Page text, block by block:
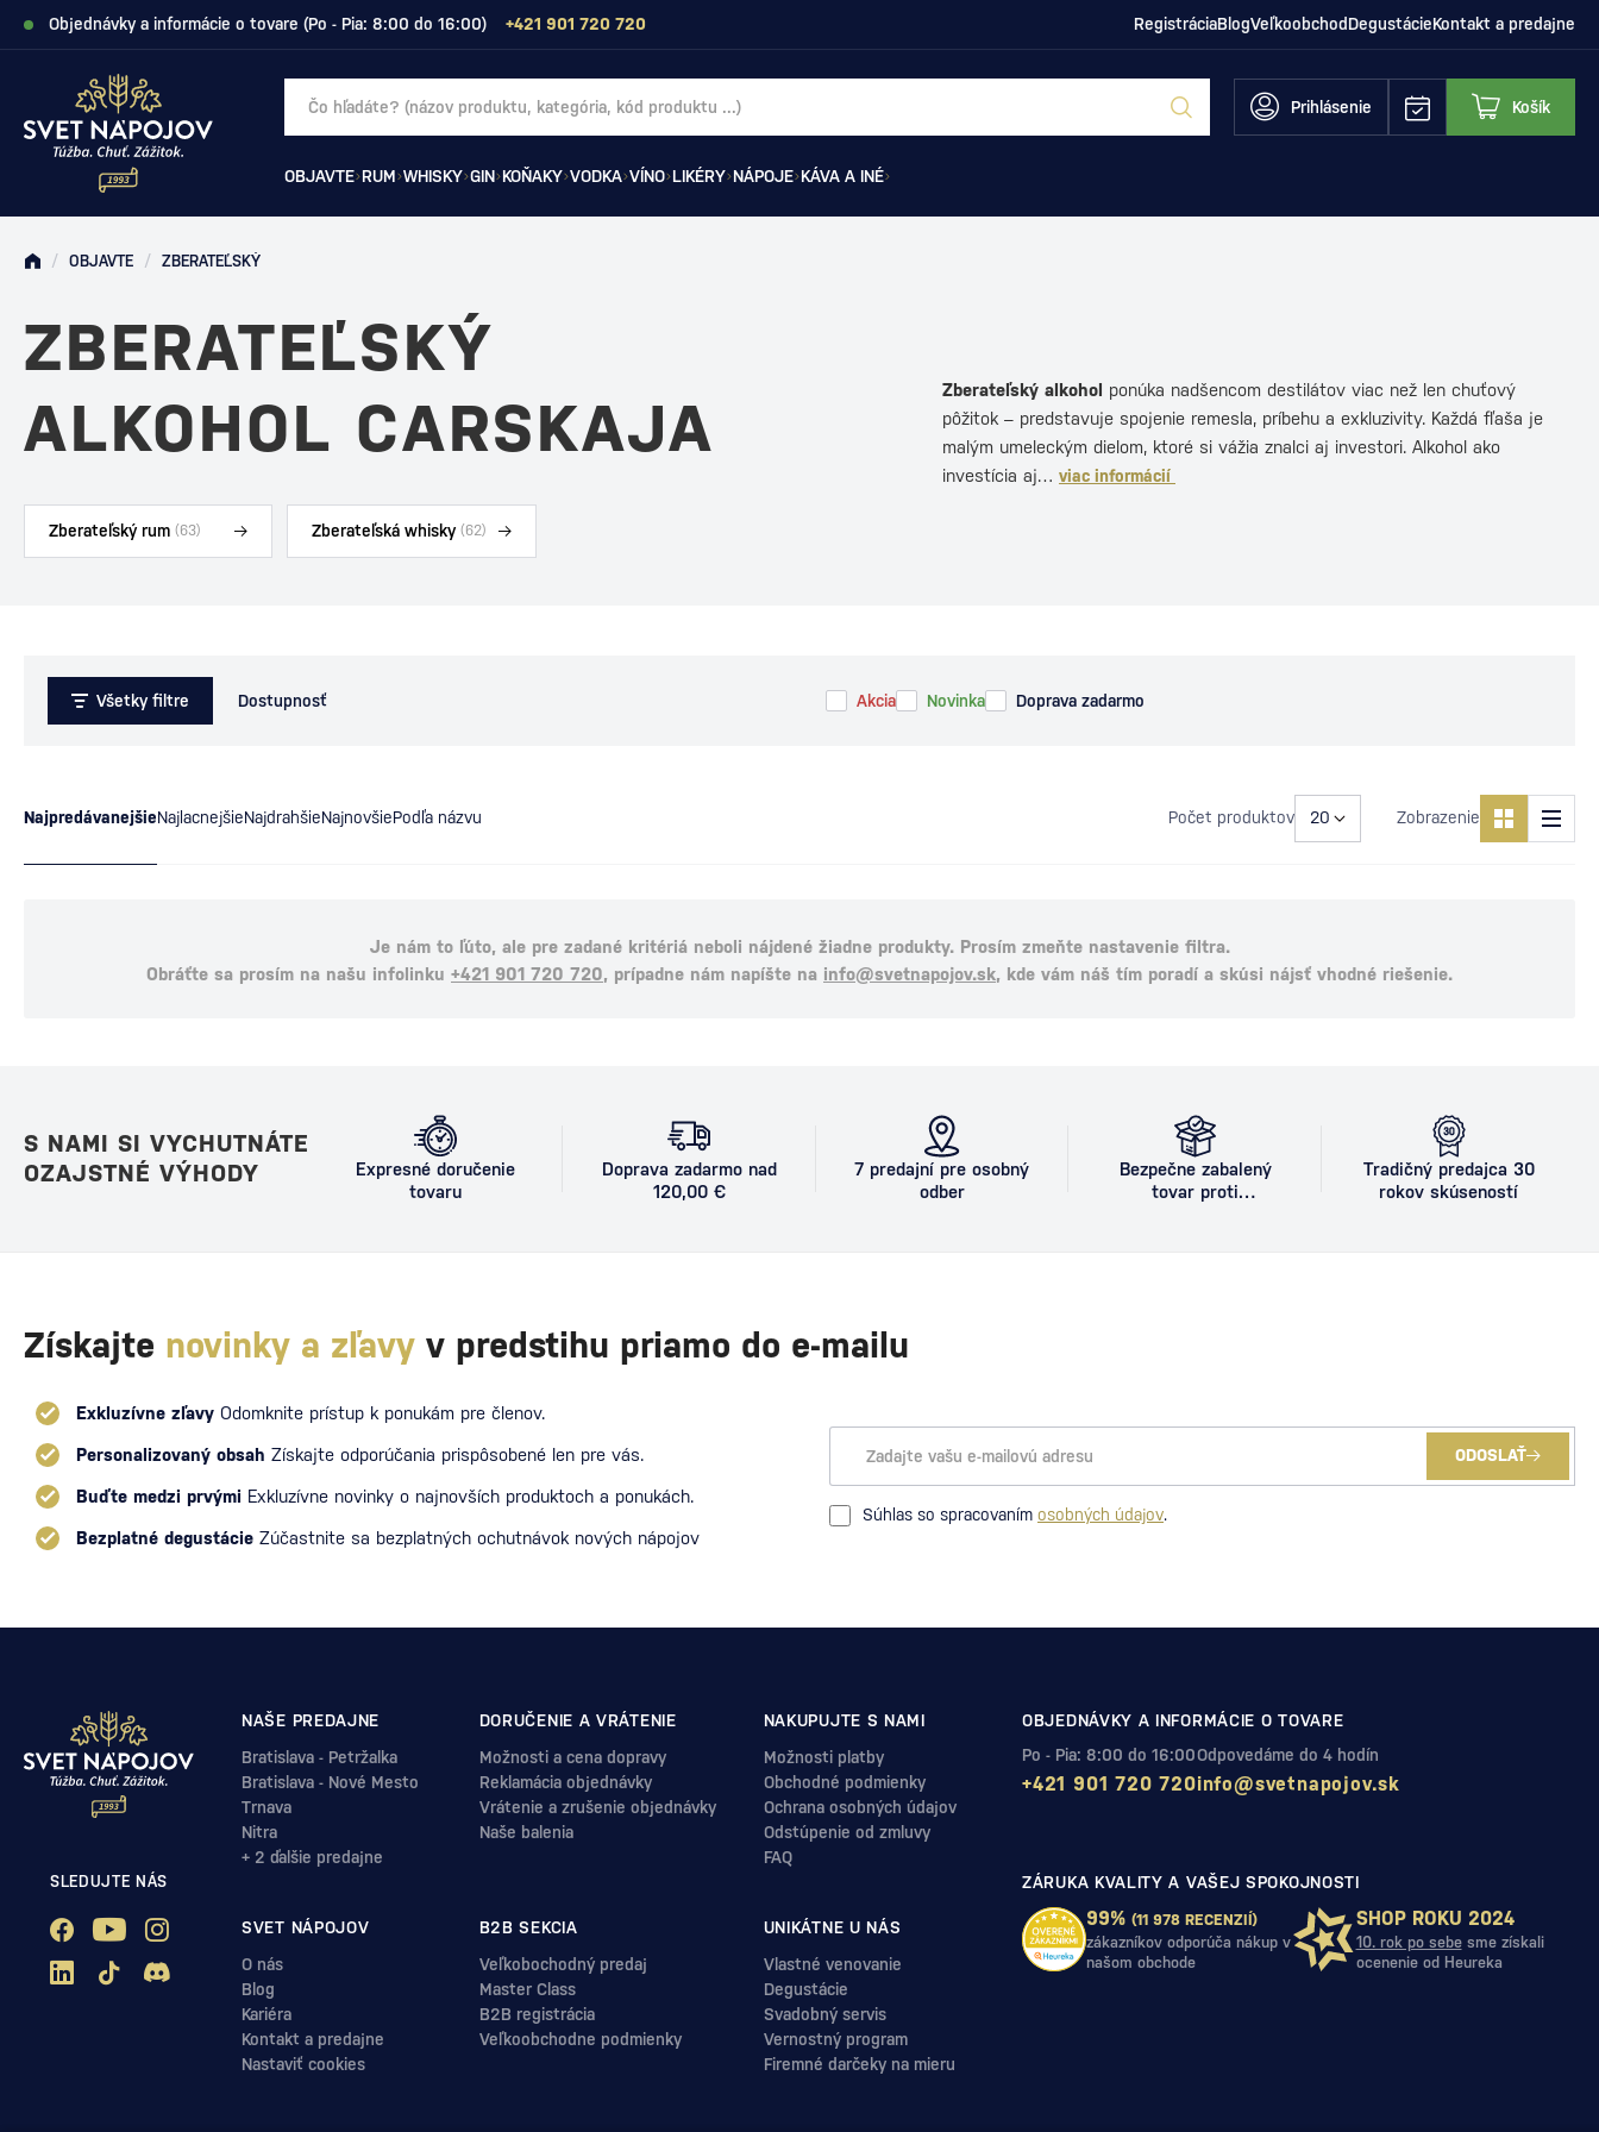
Objednávky a informácie o tovare (Po - Pia: 8:00 do 16:00) +421 901 720 720 RegistráciaBlogVeľkoobchodDegustácieKontakt a predajne
Prihlásenie Košík
OBJAVTE RUM WHISKY GIN KOŇAKY VODKA VÍNO LIKÉRY NÁPOJE KÁVA A INÉ
/ OBJAVTE / ZBERATEĽSKÝ
ZBERATEĽSKÝ
ALKOHOL CARSKAJA
Zberateľský rum (63) Zberateľská whisky(62)
Zberateľský alkohol ponúka nadšencom destilátov viac než len chuťový
pôžitok – predstavuje spojenie remesla, príbehu a exkluzivity. Každá fľaša je
malým umeleckým dielom, ktoré si vážia znalci aj investori. Alkohol ako
investícia aj… viac informácií
Všetky filtre Dostupnosť Akcia Novinka Doprava zadarmo
NajpredávanejšieNajlacnejšieNajdrahšieNajnovšiePodľa názvu Počet produktov Zobrazenie
Je nám to ľúto, ale pre zadané kritériá neboli nájdené žiadne produkty. Prosím zmeňte nastavenie filtra.
Obráťte sa prosím na našu infolinku +421 901 720 720, prípadne nám napíšte na info@svetnapojov.sk, kde vám náš tím poradí a skúsi nájsť vhodné riešenie.
S NAMI SI VYCHUTNÁTE
OZAJSTNÉ VÝHODY
Expresné doručenie
tovaru
Doprava zadarmo nad
120,00 €
7 predajní pre osobný
odber
Bezpečne zabalený
tovar proti
Tradičný predajca 30
rokov skúseností
Získajte novinky a zľavy v predstihu priamo do e-mailu
Exkluzívne zľavy Odomknite prístup k ponukám pre členov.
Personalizovaný obsah Získajte odporúčania prispôsobené len pre vás.
Buďte medzi prvými Exkluzívne novinky o najnovších produktoch a ponukách.
Bezplatné degustácie Zúčastnite sa bezplatných ochutnávok nových nápojov
ODOSLAŤ
Súhlas so spracovaním osobných údajov.
SLEDUJTE NÁS
NAŠE PREDAJNE
Bratislava - Petržalka
Bratislava - Nové Mesto
Trnava
Nitra
+ 2 ďalšie predajne
DORUČENIE A VRÁTENIE
Možnosti a cena dopravy
Reklamácia objednávky
Vrátenie a zrušenie objednávky
Naše balenia
NAKUPUJTE S NAMI
Možnosti platby
Obchodné podmienky
Ochrana osobných údajov
Odstúpenie od zmluvy
FAQ
SVET NÁPOJOV
O nás
Blog
Kariéra
Kontakt a predajne
Nastaviť cookies
B2B SEKCIA
Veľkobochodný predaj
Master Class
B2B registrácia
Veľkoobchodne podmienky
UNIKÁTNE U NÁS
Vlastné venovanie
Degustácie
Svadobný servis
Vernostný program
Firemné darčeky na mieru
OBJEDNÁVKY A INFORMÁCIE O TOVARE
Po - Pia: 8:00 do 16:00
+421 901 720 720
Odpovedáme do 4 hodín
info@svetnapojov.sk
ZÁRUKA KVALITY A VAŠEJ SPOKOJNOSTI
99% (11 978 RECENZIÍ)
zákazníkov odporúča nákup v
našom obchode
SHOP ROKU 2024
10. rok po sebesme získali
ocenenie od Heureka